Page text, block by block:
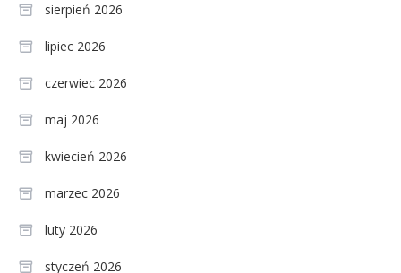
sierpień 2026
lipiec 2026
czerwiec 2026
maj 2026
kwiecień 2026
marzec 2026
luty 2026
styczeń 2026